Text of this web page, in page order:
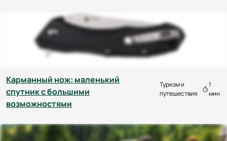
Карманный нож: маленький
спутник с большими
возможностями
Туризм и
путешествия
1
мин